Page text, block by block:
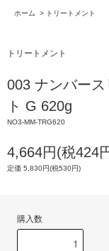
ホーム > トリートメント
トリートメント
003 ナンバー
ト G 620g
NO3-MM-TRG620
4,664円(税424
定価 5,830円(税530円)
購入数